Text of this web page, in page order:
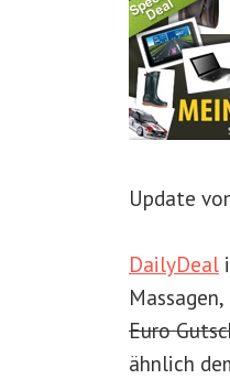
Update
DailyDeal
Euro
ähnlich